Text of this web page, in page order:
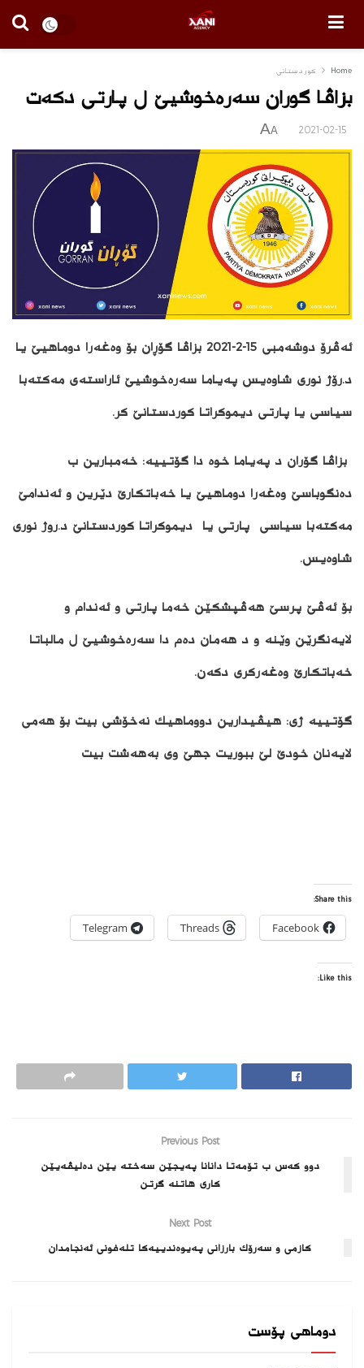
Home كوردستانى
بزاڤا گوران سه‌ره‌خوشیێ ل پارتى دكه‌ت
2021-02-15
A
A
ئه‌ڤرۆ دوشه‌مبى 15-2-2021 بزاڤا گۆڕان بۆ وه‌غه‌را دوماهیێ یا
د.رۆژ نورى شاوه‌یس په‌یاما سه‌ره‌خوشیێ ئاراسته‌ى مه‌كته‌با
سیاسى یا پارتى دیموكراتا كوردستانێ كر.
بزاڤا گۆران د په‌یاما خوه‌ دا گۆتییه‌: خه‌مبارین ب
ده‌نگوباسێ وه‌غه‌را دوماهیێ یا خه‌باتكارێ دێرین و ئه‌ندامێ
مه‌كته‌با سیاسى پارتى یا دیموكراتا كوردستانێ د.روژ نورى
شاوه‌یس.
بۆ ئه‌ڤێ پرسێ هه‌ڤپشكێن خه‌ما پارتى و ئه‌ندام و
لایه‌نگرێن وێنه‌ و د هه‌مان ده‌م دا سه‌ره‌خوشیێ ل مالباتا
خه‌باتكارێ وه‌غه‌ركرى دكه‌ن.
گۆتییه‌ ژى: هیڤیدارین دووماهیك نه‌خۆشى بیت بۆ هه‌مى
لایه‌نان خودێ لێ ببوریت جهێ وى به‌هه‌شت بیت
Share this:
Facebook
Threads
Telegram
Like this:
Previous Post
دوو کەس ب تۆمەتا دانانا پەیجێن سەختە یێن دەلیڤەیێن
کاری هاتنە گرتن
Next Post
كازمى و سه‌رۆك بارزانى په‌یوه‌ندییه‌كا تله‌فونى ئه‌نجامدان
دوماهی پۆست